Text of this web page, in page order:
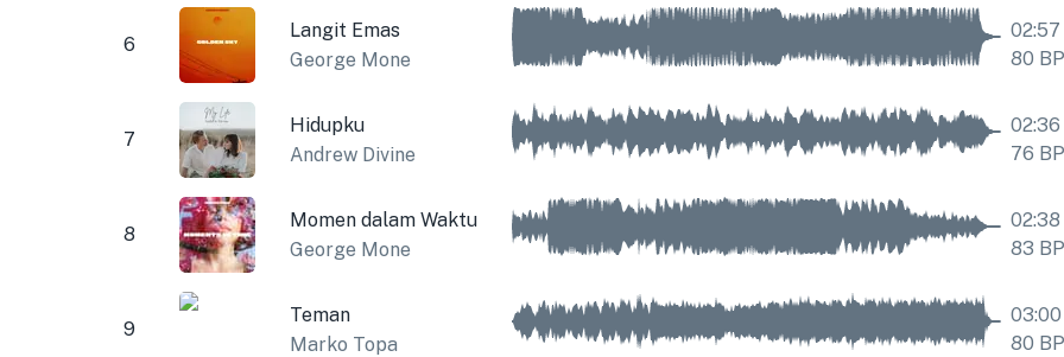
6
Langit Emas
George Mone
02:57
80
7
Hidupku
Andrew Divine
02:36
76
8
Momen dalam Waktu
George Mone
02:38
83
9
Teman
Marko Topa
03:00
80